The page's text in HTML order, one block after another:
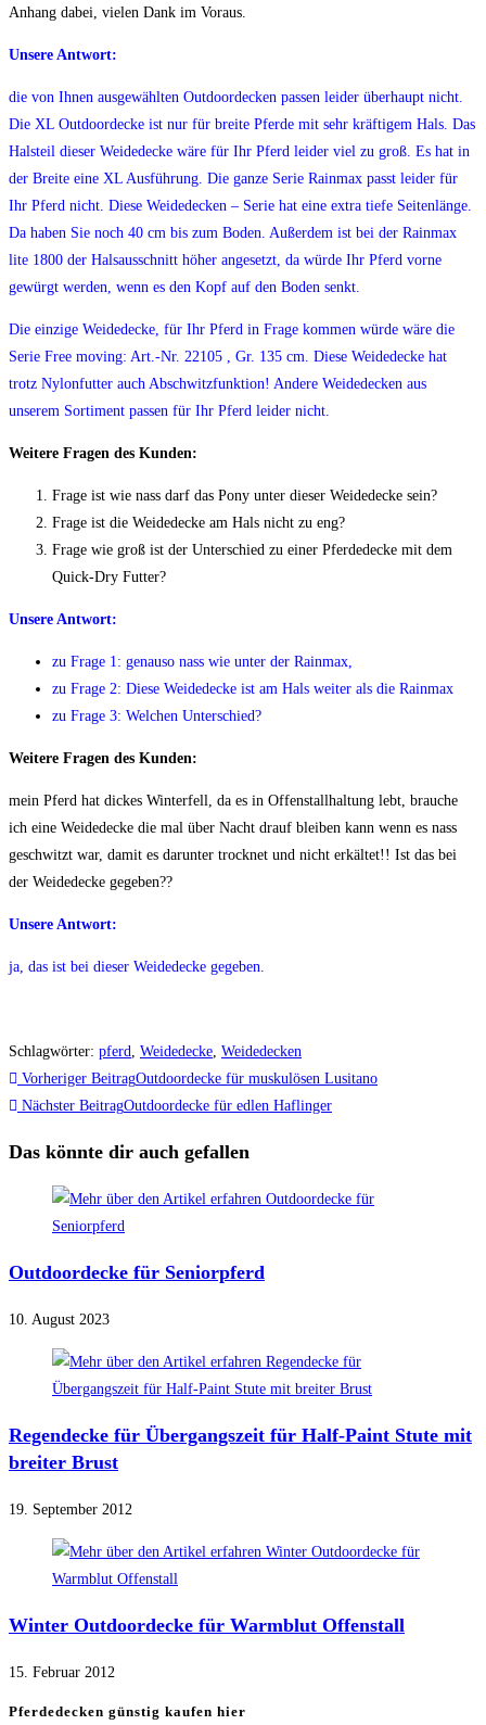
Anhang dabei, vielen Dank im Voraus.
Unsere Antwort:
die von Ihnen ausgewählten Outdoordecken passen leider überhaupt nicht.
Die XL Outdoordecke ist nur für breite Pferde mit sehr kräftigem Hals. Das
Halsteil dieser Weidedecke wäre für Ihr Pferd leider viel zu groß. Es hat in
der Breite eine XL Ausführung. Die ganze Serie Rainmax passt leider für
Ihr Pferd nicht. Diese Weidedecken – Serie hat eine extra tiefe Seitenlänge.
Da haben Sie noch 40 cm bis zum Boden. Außerdem ist bei der Rainmax
lite 1800 der Halsausschnitt höher angesetzt, da würde Ihr Pferd vorne
gewürgt werden, wenn es den Kopf auf den Boden senkt.
Die einzige Weidedecke, für Ihr Pferd in Frage kommen würde wäre die
Serie Free moving: Art.-Nr. 22105 , Gr. 135 cm. Diese Weidedecke hat
trotz Nylonfutter auch Abschwitzfunktion! Andere Weidedecken aus
unserem Sortiment passen für Ihr Pferd leider nicht.
Weitere Fragen des Kunden:
Frage ist wie nass darf das Pony unter dieser Weidedecke sein?
Frage ist die Weidedecke am Hals nicht zu eng?
Frage wie groß ist der Unterschied zu einer Pferdedecke mit dem
Quick-Dry Futter?
Unsere Antwort:
zu Frage 1: genauso nass wie unter der Rainmax,
zu Frage 2: Diese Weidedecke ist am Hals weiter als die Rainmax
zu Frage 3: Welchen Unterschied?
Weitere Fragen des Kunden:
mein Pferd hat dickes Winterfell, da es in Offenstallhaltung lebt, brauche
ich eine Weidedecke die mal über Nacht drauf bleiben kann wenn es nass
geschwitzt war, damit es darunter trocknet und nicht erkältet!! Ist das bei
der Weidedecke gegeben??
Unsere Antwort:
ja, das ist bei dieser Weidedecke gegeben.
Schlagwörter: pferd, Weidedecke, Weidedecken
Weitere
Artikel
ansehen
Vorheriger BeitragOutdoordecke für muskulösen Lusitano
Nächster BeitragOutdoordecke für edlen Haflinger
Das könnte dir auch gefallen
Outdoordecke für Seniorpferd
10. August 2023
Regendecke für Übergangszeit für Half-Paint Stute mit
breiter Brust
19. September 2012
Winter Outdoordecke für Warmblut Offenstall
15. Februar 2012
Pferdedecken günstig kaufen hier